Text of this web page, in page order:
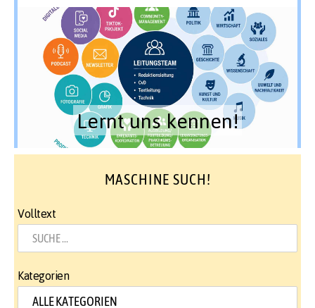
Lernt uns kennen!
MASCHINE SUCH!
Volltext
Kategorien